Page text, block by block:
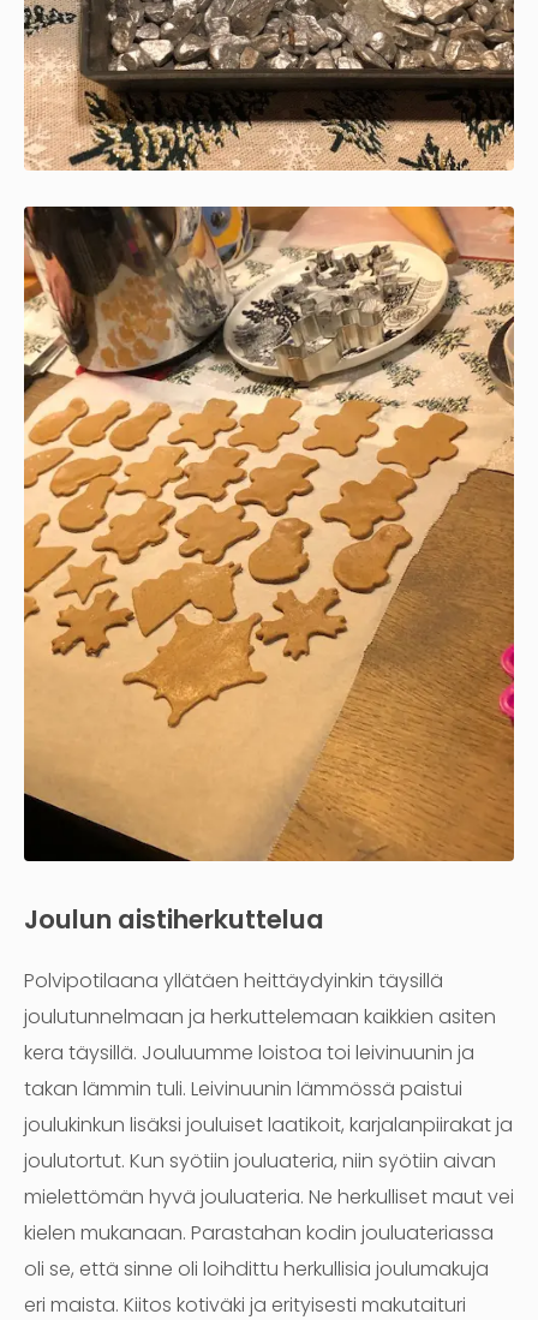
Joulun aistiherkuttelua
Polvipotilaana yllätäen heittäydyinkin täysillä
joulutunnelmaan ja herkuttelemaan kaikkien asiten
kera täysillä. Jouluumme loistoa toi leivinuunin ja
takan lämmin tuli. Leivinuunin lämmössä paistui
joulukinkun lisäksi jouluiset laatikoit, karjalanpiirakat ja
joulutortut. Kun syötiin jouluateria, niin syötiin aivan
mielettömän hyvä jouluateria. Ne herkulliset maut vei
kielen mukanaan. Parastahan kodin jouluateriassa
oli se, että sinne oli loihdittu herkullisia joulumakuja
eri maista. Kiitos kotiväki ja erityisesti makutaituri